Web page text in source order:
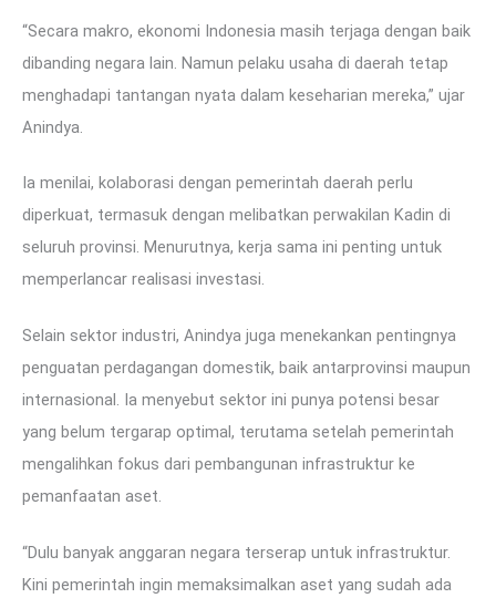
“Secara makro, ekonomi Indonesia masih terjaga dengan baik
dibanding negara lain. Namun pelaku usaha di daerah tetap
menghadapi tantangan nyata dalam keseharian mereka,” ujar
Anindya.
Ia menilai, kolaborasi dengan pemerintah daerah perlu
diperkuat, termasuk dengan melibatkan perwakilan Kadin di
seluruh provinsi. Menurutnya, kerja sama ini penting untuk
memperlancar realisasi investasi.
Selain sektor industri, Anindya juga menekankan pentingnya
penguatan perdagangan domestik, baik antarprovinsi maupun
internasional. Ia menyebut sektor ini punya potensi besar
yang belum tergarap optimal, terutama setelah pemerintah
mengalihkan fokus dari pembangunan infrastruktur ke
pemanfaatan aset.
“Dulu banyak anggaran negara terserap untuk infrastruktur.
Kini pemerintah ingin memaksimalkan aset yang sudah ada